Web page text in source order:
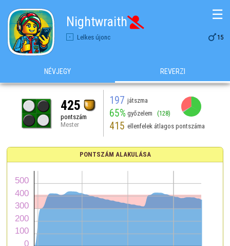
Nightwraith
Lelkes újonc 15
☰
NÉVJEGY REVERZI
425
pontszám
Mester
197 játszma
65% győzelem (128)
415 ellenfelek átlagos pontszáma
PONTSZÁM ALAKULÁSA